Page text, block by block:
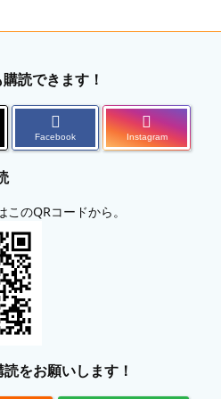
読できます！
Facebook Instagram
のQRコードから。
をお願いします！